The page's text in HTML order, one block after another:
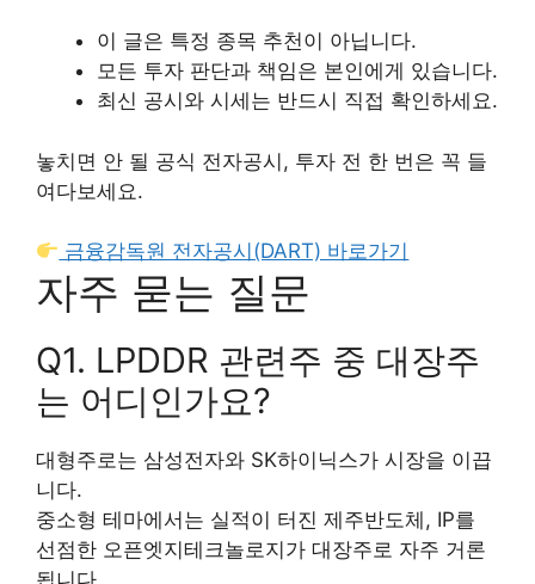
이 글은 특정 종목 추천이 아닙니다.
모든 투자 판단과 책임은 본인에게 있습니다.
최신 공시와 시세는 반드시 직접 확인하세요.
놓치면 안 될 공식 전자공시, 투자 전 한 번은 꼭 들
여다보세요.
금융감독원 전자공시(DART) 바로가기
자주 묻는 질문
Q1. LPDDR 관련주 중 대장주
는 어디인가요?
대형주로는 삼성전자와 SK하이닉스가 시장을 이끕
니다.
중소형 테마에서는 실적이 터진 제주반도체, IP를
선점한 오픈엣지테크놀로지가 대장주로 자주 거론
됩니다.